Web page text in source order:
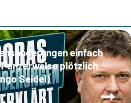
einfach
plötzlich
Seidel)